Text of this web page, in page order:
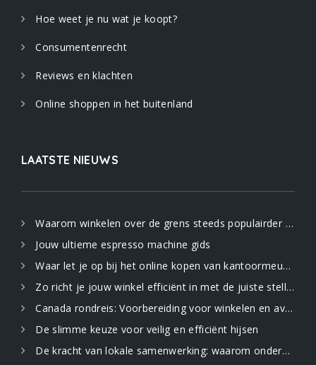
Hoe weet je nu wat je koopt?
Consumentenrecht
Reviews en klachten
Online shoppen in het buitenland
LAATSTE NIEUWS
Waarom winkelen over de grens steeds populairder wordt
Jouw ultieme espresso machine gids
Waar let je op bij het online kopen van kantoormeubilair
Zo richt je jouw winkel efficiënt in met de juiste stellingen
Canada rondreis: Voorbereiding voor winkelen en avontuur in de uitgestrekte natuur
De slimme keuze voor veilig en efficiënt hijsen
De kracht van lokale samenwerking: waarom ondernemers elkaar nodig hebben